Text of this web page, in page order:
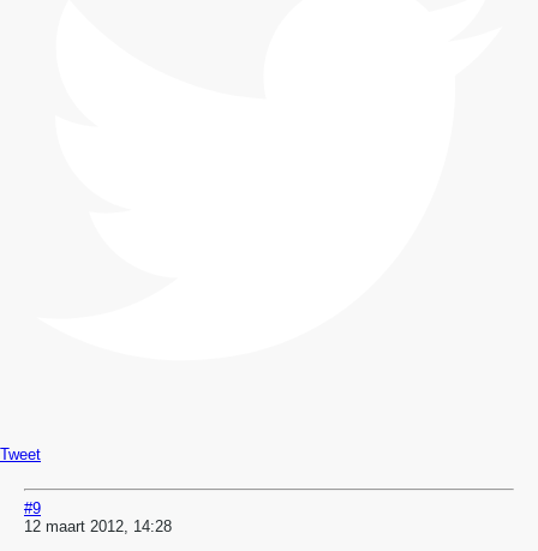
Tweet
#9
12 maart 2012, 14:28